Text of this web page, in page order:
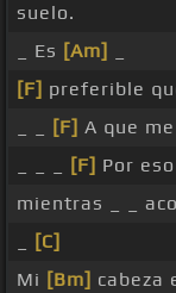
suelo.
_ Es [Am]
[F] preferible
[F] A que
[F] Por eso
mientras _ _
[C]
Mi [Bm] cabeza